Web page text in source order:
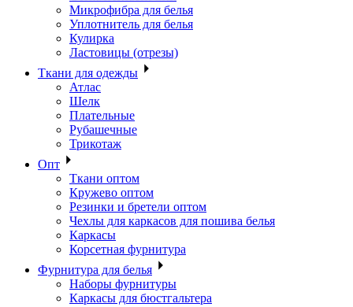
Микрофибра для белья
Уплотнитель для белья
Кулирка
Ластовицы (отрезы)
Ткани для одежды
Атлас
Шелк
Плательные
Рубашечные
Трикотаж
Опт
Ткани оптом
Кружево оптом
Резинки и бретели оптом
Чехлы для каркасов для пошива белья
Каркасы
Корсетная фурнитура
Фурнитура для белья
Наборы фурнитуры
Каркасы для бюстгальтера